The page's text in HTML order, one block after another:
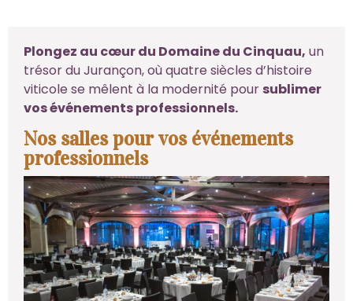
Plongez au cœur du Domaine du Cinquau, un
trésor du Jurançon, où quatre siècles d’histoire
viticole se mêlent à la modernité pour sublimer
vos événements professionnels.
Nos salles pour vos événements
professionnels